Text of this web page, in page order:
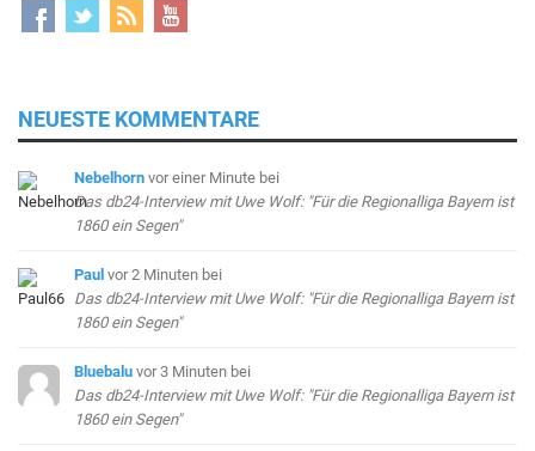
NEUESTE KOMMENTARE
Nebelhorn vor einer Minute bei
Das db24-Interview mit Uwe Wolf: "Für die Regionalliga Bayern ist
1860 ein Segen"
Paul vor 2 Minuten bei
Das db24-Interview mit Uwe Wolf: "Für die Regionalliga Bayern ist
1860 ein Segen"
Bluebalu vor 3 Minuten bei
Das db24-Interview mit Uwe Wolf: "Für die Regionalliga Bayern ist
1860 ein Segen"